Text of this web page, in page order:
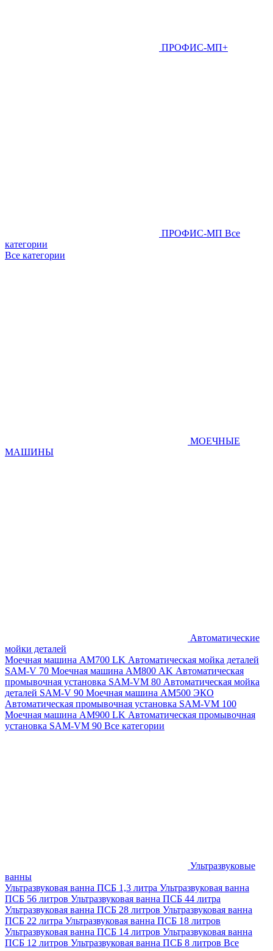
ПРОФИС-МП+
ПРОФИС-МП Все
категории
Все категории
МОЕЧНЫЕ
МАШИНЫ
Автоматические
мойки деталей
Моечная машина AM700 LK Автоматическая мойка деталей
SAM-V 70 Моечная машина АМ800 AK Автоматическая
промывочная установка SAM-VM 80 Автоматическая мойка
деталей SAM-V 90 Моечная машина АМ500 ЭКО
Автоматическая промывочная установка SAM-VM 100
Моечная машина AM900 LK Автоматическая промывочная
установка SAM-VM 90 Все категории
Ультразвуковые
ванны
Ультразвуковая ванна ПСБ 1,3 литра Ультразвуковая ванна
ПСБ 56 литров Ультразвуковая ванна ПСБ 44 литра
Ультразвуковая ванна ПСБ 28 литров Ультразвуковая ванна
ПСБ 22 литра Ультразвуковая ванна ПСБ 18 литров
Ультразвуковая ванна ПСБ 14 литров Ультразвуковая ванна
ПСБ 12 литров Ультразвуковая ванна ПСБ 8 литров Все